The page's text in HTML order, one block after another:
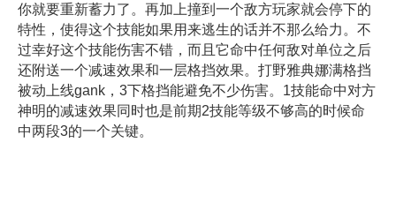
你就要重新蓄力了。再加上撞到一个敌方玩家就会停下的
特性，使得这个技能如果用来逃生的话并不那么给力。不
过幸好这个技能伤害不错，而且它命中任何敌对单位之后
还附送一个减速效果和一层格挡效果。打野雅典娜满格挡
被动上线gank，3下格挡能避免不少伤害。1技能命中对方
神明的减速效果同时也是前期2技能等级不够高的时候命
中两段3的一个关键。